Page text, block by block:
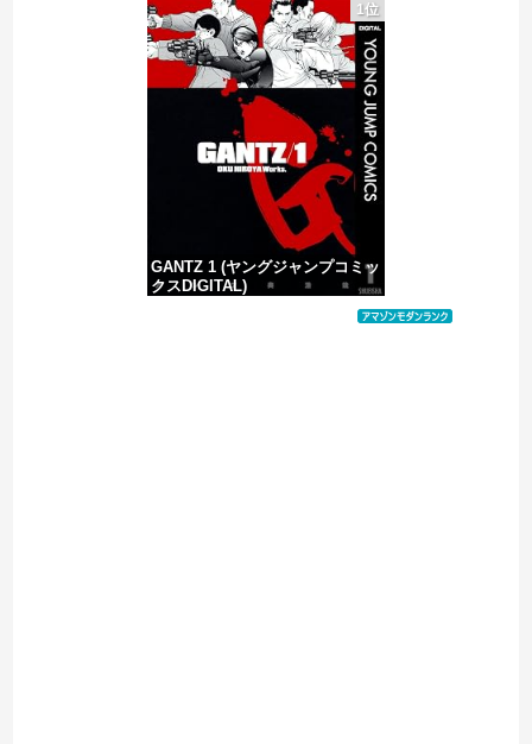
海外「同じ髪の長さでも女子はボーイッシュ、男子は女っぽい扱いになる」呼び名が逆転する境界線あるある…？
松のや「ママ応援企画」がなぜ許されない？「窮屈な世の中」に住む不幸、「尊重し合える社会」は遠ざかる一方
【移民政策反対】イオンの売り場で唐揚げを食う中国人の子供
1位
GANTZ 1 (ヤングジャンプコミッ
クスDIGITAL)
価格：¥100